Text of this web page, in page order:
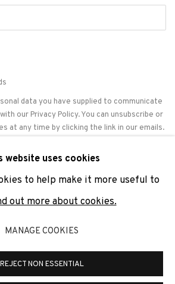
data you have supplied to communicate
our Privacy Policy. You can unsubscribe or
at any time by clicking the link in our emails.
POLICY MANAGE COOKIES
SITE BY ARTLOGIC
| info@adngaleria.com
website uses cookies
to help make it more useful to
out more about cookies.
MANAGE COOKIES
REJECT NON ESSENTIAL